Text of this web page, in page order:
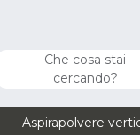
Che cosa stai
cercando?
Aspirapolvere